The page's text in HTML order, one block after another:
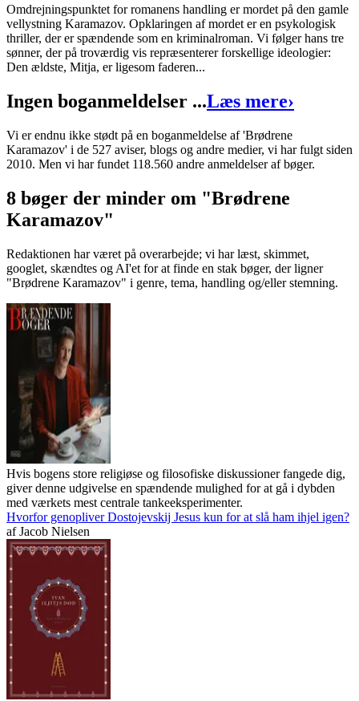
ISBN:9788793240070
Forlag: Bechs Forlag - Viatone
Udgivet: 16. september 2014
Omdrejningspunktet for romanens handling er mordet på den gamle
vellystning Karamazov. Opklaringen af mordet er en psykologisk
thriller, der er spændende som en kriminalroman. Vi følger hans tre
sønner, der på troværdig vis repræsenterer forskellige ideologier:
Den ældste, Mitja, er ligesom faderen...
Ingen boganmeldelser ...Læs mere›
Vi er endnu ikke stødt på en boganmeldelse af 'Brødrene
Karamazov' i de 527 aviser, blogs og andre medier, vi har fulgt siden
2010. Men vi har fundet 118.560 andre anmeldelser af bøger.
8 bøger der minder om "Brødrene
Karamazov"
Redaktionen har været på overarbejde; vi har læst, skimmet,
googlet, skændtes og AI'et for at finde en stak bøger, der ligner
"Brødrene Karamazov" i genre, tema, handling og/eller stemning.
Hvis bogens store religiøse og filosofiske diskussioner fangede dig,
giver denne udgivelse en spændende mulighed for at gå i dybden
med værkets mest centrale tankeeksperimenter.
Hvorfor genopliver Dostojevskij Jesus kun for at slå ham ihjel igen?
afJacob Nielsen